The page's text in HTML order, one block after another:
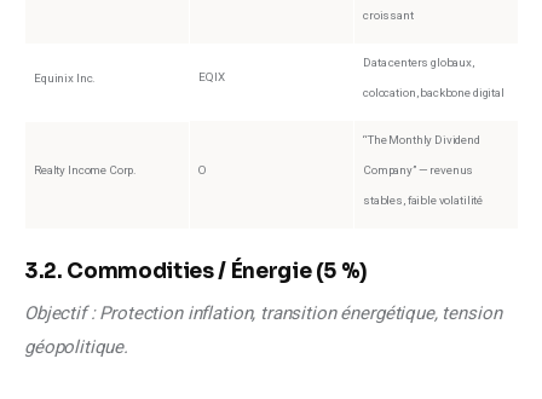
croissant
Equinix Inc. EQIX
Data centers globaux,
colocation, backbone digital
Realty Income Corp. O
“The Monthly Dividend
Company” — revenus
stables, faible volatilité
3.2. Commodities / Énergie (5 %)
Objectif : Protection inflation, transition énergétique, tension
géopolitique.